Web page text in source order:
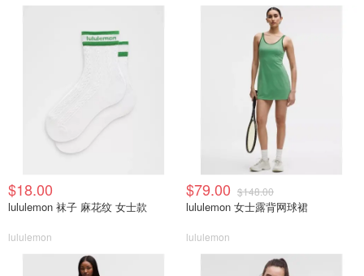
$18.00
lululemon 袜子 麻花纹 女士款
lululemon
$79.00 $148.00
lululemon 女士露背网球裙
lululemon